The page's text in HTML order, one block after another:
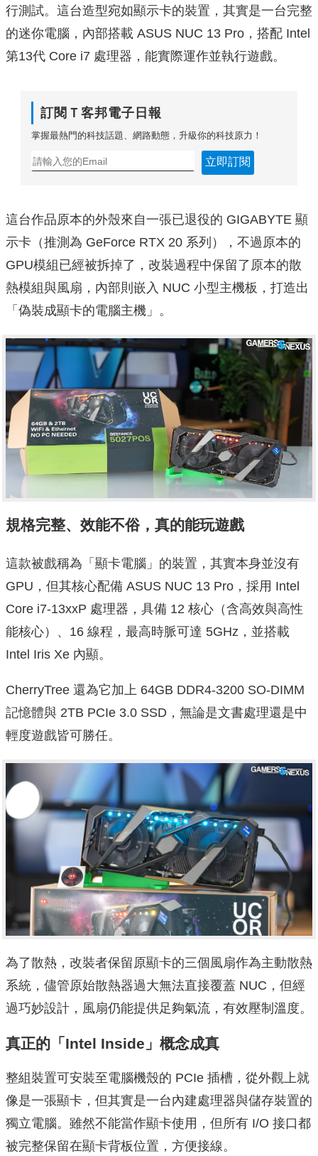
行測試。這台造型宛如顯示卡的裝置，其實是一台完整
的迷你電腦，內部搭載 ASUS NUC 13 Pro，搭配 Intel
第13代 Core i7 處理器，能實際運作並執行遊戲。
訂閱Ｔ客邦電子日報
掌握最熱門的科技話題、網路動態，升級你的科技原力！
立即訂閱
這台作品原本的外殼來自一張已退役的 GIGABYTE 顯
示卡（推測為 GeForce RTX 20 系列），不過原本的
GPU模組已經被拆掉了，改裝過程中保留了原本的散
熱模組與風扇，內部則嵌入 NUC 小型主機板，打造出
「偽裝成顯卡的電腦主機」。
規格完整、效能不俗，真的能玩遊戲
這款被戲稱為「顯卡電腦」的裝置，其實本身並沒有
GPU，但其核心配備 ASUS NUC 13 Pro，採用 Intel
Core i7-13xxP 處理器，具備 12 核心（含高效與高性
能核心）、16 線程，最高時脈可達 5GHz，並搭載
Intel Iris Xe 內顯。
CherryTree 還為它加上 64GB DDR4-3200 SO-DIMM
記憶體與 2TB PCIe 3.0 SSD，無論是文書處理還是中
輕度遊戲皆可勝任。
為了散熱，改裝者保留原顯卡的三個風扇作為主動散熱
系統，儘管原始散熱器過大無法直接覆蓋 NUC，但經
過巧妙設計，風扇仍能提供足夠氣流，有效壓制溫度。
真正的「Intel Inside」概念成真
整組裝置可安裝至電腦機殼的 PCIe 插槽，從外觀上就
像是一張顯卡，但其實是一台內建處理器與儲存裝置的
獨立電腦。雖然不能當作顯卡使用，但所有 I/O 接口都
被完整保留在顯卡背板位置，方便接線。